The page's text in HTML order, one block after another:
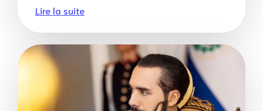
Lire la suite